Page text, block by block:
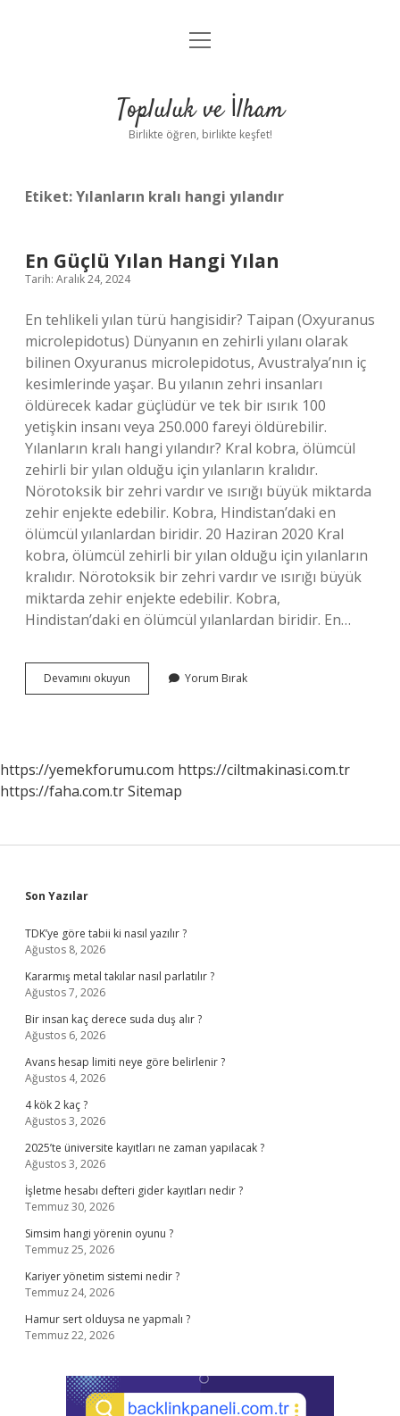
Anasayfa
Yasal Uyarı
menüyü
Topluluk ve İlham
Birlikte öğren, birlikte keşfet!
Etiket:Yılanların kralı hangi yılandır
En Güçlü Yılan Hangi Yılan
Tarih: Aralık 24, 2024
En tehlikeli yılan türü hangisidir? Taipan (Oxyuranus
microlepidotus) Dünyanın en zehirli yılanı olarak
bilinen Oxyuranus microlepidotus, Avustralya’nın iç
kesimlerinde yaşar. Bu yılanın zehri insanları
öldürecek kadar güçlüdür ve tek bir ısırık 100
yetişkin insanı veya 250.000 fareyi öldürebilir.
Yılanların kralı hangi yılandır? Kral kobra, ölümcül
zehirli bir yılan olduğu için yılanların kralıdır.
Nörotoksik bir zehri vardır ve ısırığı büyük miktarda
zehir enjekte edebilir. Kobra, Hindistan’daki en
ölümcül yılanlardan biridir. 20 Haziran 2020 Kral
kobra, ölümcül zehirli bir yılan olduğu için yılanların
kralıdır. Nörotoksik bir zehri vardır ve ısırığı büyük
miktarda zehir enjekte edebilir. Kobra,
Hindistan’daki en ölümcül yılanlardan biridir. En…
Devamını okuyun
Güçlü
Yorum Bırak
https://yemekforumu.com https://ciltmakinasi.com.tr
https://faha.com.trSitemap
Sidebar
Son Yazılar
TDK’ye göre tabii ki nasıl yazılır ?
Ağustos 8, 2026
Kararmış metal takılar nasıl parlatılır ?
Ağustos 7, 2026
Bir insan kaç derece suda duş alır ?
Ağustos 6, 2026
Avans hesap limiti neye göre belirlenir ?
Ağustos 4, 2026
4 kök 2 kaç ?
Ağustos 3, 2026
2025’te üniversite kayıtları ne zaman yapılacak ?
Ağustos 3, 2026
İşletme hesabı defteri gider kayıtları nedir ?
Temmuz 30, 2026
Simsim hangi yörenin oyunu ?
Temmuz 25, 2026
Kariyer yönetim sistemi nedir ?
Temmuz 24, 2026
Hamur sert olduysa ne yapmalı ?
Temmuz 22, 2026